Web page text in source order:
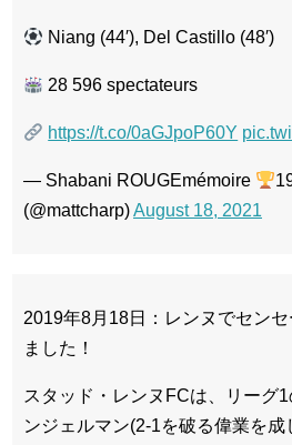
Niang (44′), Del Castillo (48′)
28 596 spectateurs
https://t.co/0aGJpoP60Y
— Shabani ROUGEmémoire
(@mattcharp)August 18, 2021
2019年8月18日：レンヌでセン
ました！
スタッド・レンヌFCは、リーグ
ンジェルマン(2-1を破る偉業を成